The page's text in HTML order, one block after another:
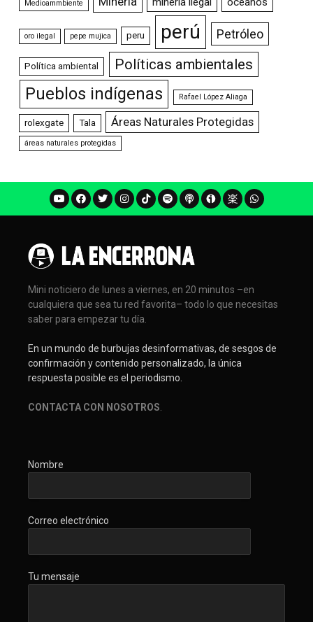
Medioammbiente
oro ilegal pepe mujica peru perú Petróleo
Política ambiental Políticas ambientales
Pueblos indígenas Rafael López Aliaga
rolexgate Tala Áreas Naturales Protegidas
áreas naturales protegidas
Mini noticiero de lunes a viernes, en 20 minutos –en
cualquiera que sea tu red favorita– todo lo que necesitas
saber para empezar tu día.
En un mundo de burbujas desinformativas, de sesgos de
confirmación y contenido personalizado, la única
respuesta posible es el periodismo.
CONTACTA CON NOSOTROS
Nombre
Correo electrónico
Tu mensaje